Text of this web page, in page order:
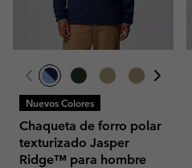
Nuevos Colores
Chaqueta de forro polar
texturizado Jasper
Ridge™ para hombre